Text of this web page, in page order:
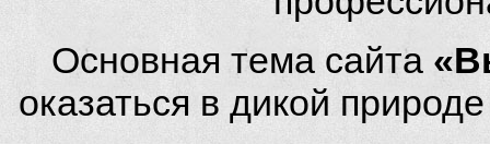
Основная тема сайта
оказаться в дикой